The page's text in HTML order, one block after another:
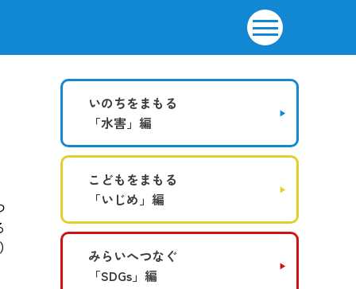
いのちをまもる
「水害」編
こどもをまもる
「いじめ」編
みらいへつなぐ
「SDGs」編